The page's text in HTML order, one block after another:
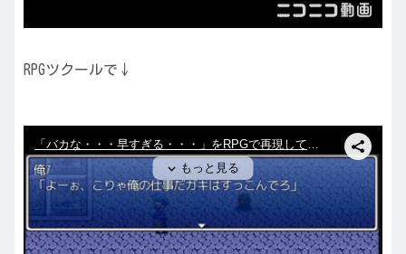
RPGツクールで↓